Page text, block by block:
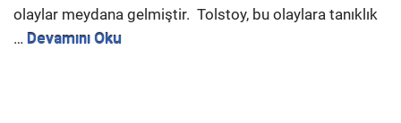
olaylar meydana gelmiştir. Tolstoy, bu olaylara tanıklık
… Devamını Oku